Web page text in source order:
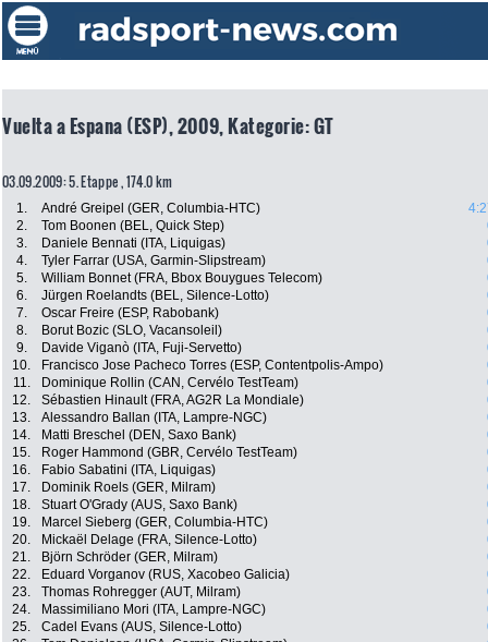
Vuelta a Espana (ESP), 2009, Kategorie: GT
03.09.2009: 5. Etappe , 174.0 km
1. André Greipel (GER, Columbia-HTC)
2.
Tom Boonen (BEL, Quick Step)
3.
Daniele Bennati (ITA, Liquigas)
4.
Tyler Farrar (USA, Garmin-Slipstream)
5.
William Bonnet (FRA, Bbox Bouygues Telecom)
6.
Jürgen Roelandts (BEL, Silence-Lotto)
7.
Oscar Freire (ESP, Rabobank)
8.
Borut Bozic (SLO, Vacansoleil)
9.
Davide Viganò (ITA, Fuji-Servetto)
10.
Francisco Jose Pacheco Torres (ESP, Contentpolis-Ampo)
11.
Dominique Rollin (CAN, Cervélo TestTeam)
12.
Sébastien Hinault (FRA, AG2R La Mondiale)
13.
Alessandro Ballan (ITA, Lampre-NGC)
14.
Matti Breschel (DEN, Saxo Bank)
15.
Roger Hammond (GBR, Cervélo TestTeam)
16.
Fabio Sabatini (ITA, Liquigas)
17.
Dominik Roels (GER, Milram)
18.
Stuart O'Grady (AUS, Saxo Bank)
19.
Marcel Sieberg (GER, Columbia-HTC)
20.
Mickaël Delage (FRA, Silence-Lotto)
21.
Björn Schröder (GER, Milram)
22.
Eduard Vorganov (RUS, Xacobeo Galicia)
23.
Thomas Rohregger (AUT, Milram)
24.
Massimiliano Mori (ITA, Lampre-NGC)
25.
Cadel Evans (AUS, Silence-Lotto)